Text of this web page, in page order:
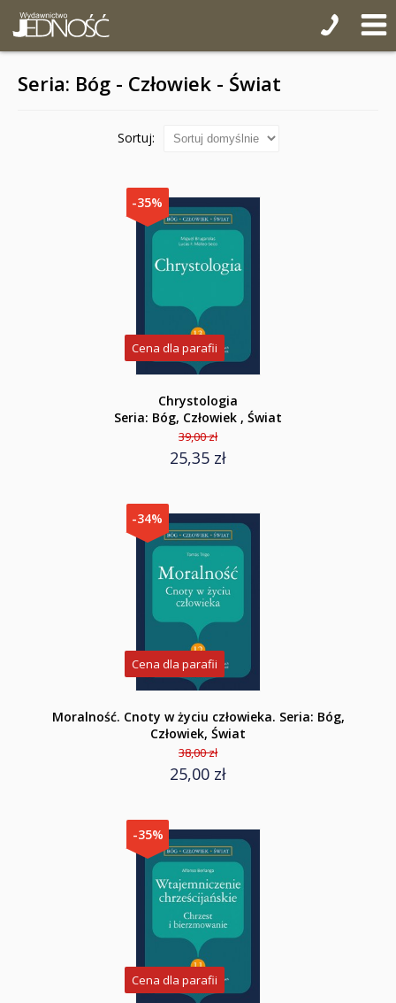
Seria: Bóg - Człowiek - Świat
Sortuj:
-35%
Cena dla parafii
Chrystologia
Seria: Bóg, Człowiek , Świat
39,00 zł
25,35 zł
-34%
Cena dla parafii
Moralność. Cnoty w życiu człowieka. Seria: Bóg,
Człowiek, Świat
38,00 zł
25,00 zł
-35%
Cena dla parafii